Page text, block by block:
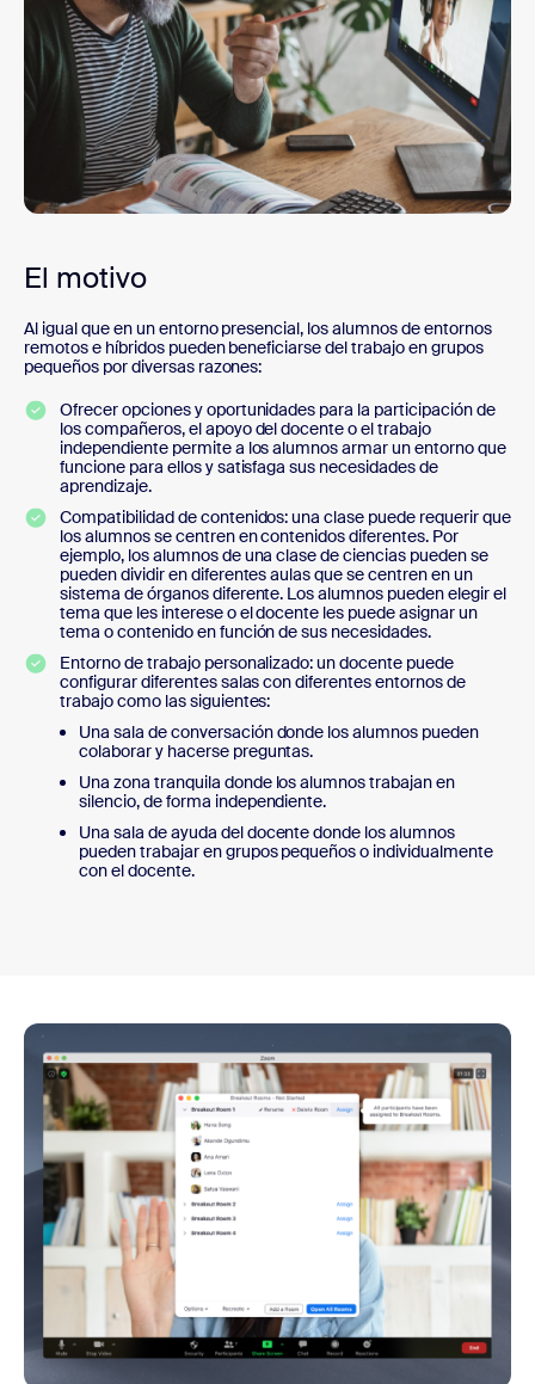
El motivo
Al igual que en un entorno presencial, los alumnos de entornos
remotos e híbridos pueden beneficiarse del trabajo en grupos
pequeños por diversas razones:
Ofrecer opciones y oportunidades para la participación de
los compañeros, el apoyo del docente o el trabajo
independiente permite a los alumnos armar un entorno que
funcione para ellos y satisfaga sus necesidades de
aprendizaje.
Compatibilidad de contenidos: una clase puede requerir que
los alumnos se centren en contenidos diferentes. Por
ejemplo, los alumnos de una clase de ciencias pueden se
pueden dividir en diferentes aulas que se centren en un
sistema de órganos diferente. Los alumnos pueden elegir el
tema que les interese o el docente les puede asignar un
tema o contenido en función de sus necesidades.
Entorno de trabajo personalizado: un docente puede
configurar diferentes salas con diferentes entornos de
trabajo como las siguientes:
Una sala de conversación donde los alumnos pueden
colaborar y hacerse preguntas.
Una zona tranquila donde los alumnos trabajan en
silencio, de forma independiente.
Una sala de ayuda del docente donde los alumnos
pueden trabajar en grupos pequeños o individualmente
con el docente.